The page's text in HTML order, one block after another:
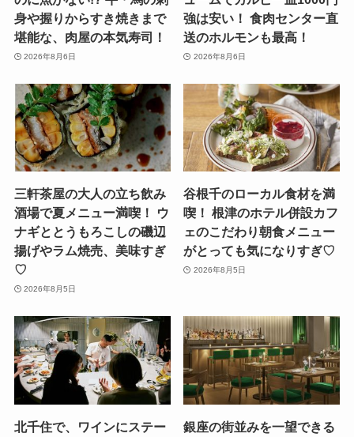
身や握りからすき焼きまで
堪能な、肉屋の本気寿司！
2026年8月6日
強は安い！ 食肉センター直
送のホルモンも最高！
2026年8月6日
三軒茶屋の大人の立ち飲み
酒場で夏メニュー満喫！ ウ
ナギととうもろこしの磯辺
揚げやラム焼売、美味すぎ
♡
2026年8月5日
谷根千のローカル食材を満
喫！ 根津のホテル併設カフ
ェのこだわり朝食メニュー
がとっても気になりすぎ♡
2026年8月5日
北千住で、ワインにステー
銀座の街並みを一望できる